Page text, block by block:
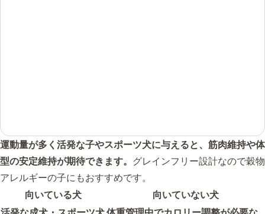
運動量が多く活発な子やスポーツ犬に与えると、筋肉維持や体
型の安定維持が期待できます。 グレインフリー設計なので穀物
アレルギーの子にもおすすめです。
向いている犬
向いていない犬